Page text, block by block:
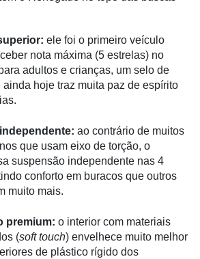
ele foi o primeiro veículo
nota máxima (5 estrelas) no
adultos e crianças, um selo de
ainda hoje traz muita paz de espírito
ao contrário de muitos
que usam eixo de torção, o
suspensão independente nas 4
conforto em buracos que outros
muito mais.
premium: o interior com materiais
(soft touch) envelhece muito melhor
de plástico rígido dos